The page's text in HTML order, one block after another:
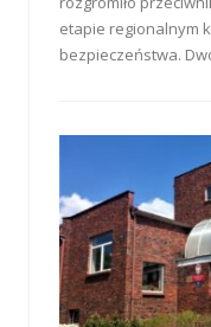
etapie regionalnym
bezpieczeństwa.